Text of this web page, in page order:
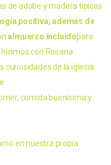
de adobe y madera típicas
positiva, además de
almuerzo incluidopara
con Rosana
curiosidades de la iglesia
comida buenísima y
en nuestra propia